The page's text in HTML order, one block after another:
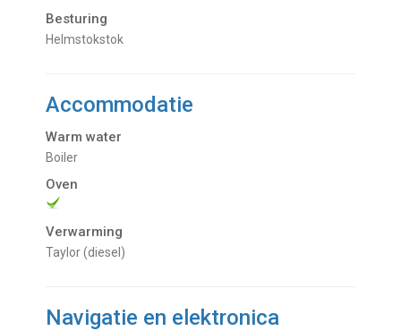
Besturing
Helmstokstok
Accommodatie
Warm water
Boiler
Oven
Verwarming
Taylor (diesel)
Navigatie en elektronica